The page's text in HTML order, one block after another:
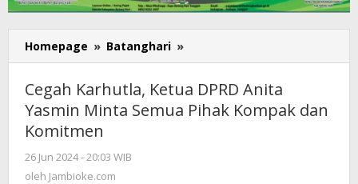
Homepage » Batanghari »
Karhutla,
DPRD
Anita
Cegah Karhutla, Ketua DPRD Anita
Yasmin Minta Semua Pihak Kompak dan
Komitmen
26 Jun 2024 - 20:03 WIB
oleh Jambioke.com